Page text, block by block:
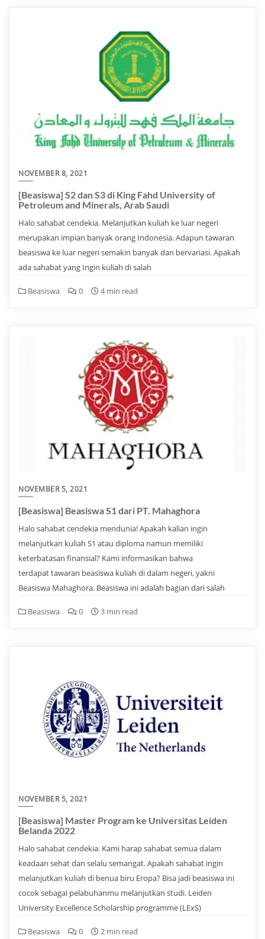
NOVEMBER 8, 2021
[Beasiswa] S2 dan S3 di King Fahd University of
Petroleum and Minerals, Arab Saudi
Halo sahabat cendekia. Melanjutkan kuliah ke luar negeri
merupakan impian banyak orang Indonesia. Adapun tawaran
beasiswa ke luar negeri semakin banyak dan bervariasi. Apakah
ada sahabat yang Ingin kuliah di salah
Beasiswa 0 4 min read
NOVEMBER 5, 2021
[Beasiswa] Beasiswa S1 dari PT. Mahaghora
Halo sahabat cendekia mendunia! Apakah kalian ingin
melanjutkan kuliah S1 atau diploma namun memiliki
keterbatasan finansial? Kami informasikan bahwa
terdapat tawaran beasiswa kuliah di dalam negeri, yakni
Beasiswa Mahaghora. Beasiswa ini adalah bagian dari salah
Beasiswa 0 3 min read
NOVEMBER 5, 2021
[Beasiswa] Master Program ke Universitas Leiden
Belanda 2022
Halo sahabat cendekia. Kami harap sahabat semua dalam
keadaan sehat dan selalu semangat. Apakah sahabat ingin
melanjutkan kuliah di benua biru Eropa? Bisa jadi beasiswa ini
cocok sebagai pelabuhanmu melanjutkan studi. Leiden
University Excellence Scholarship programme (LExS)
Beasiswa 0 2 min read